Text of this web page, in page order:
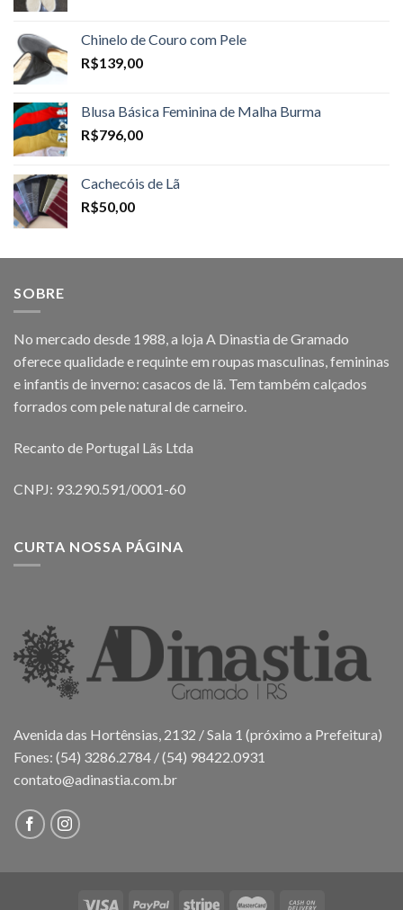
Chinelo de Couro com Pele
R$139,00
Blusa Básica Feminina de Malha Burma
R$796,00
Cachecóis de Lã
R$50,00
SOBRE
No mercado desde 1988, a loja A Dinastia de Gramado
oferece qualidade e requinte em roupas masculinas, femininas
e infantis de inverno: casacos de lã. Tem também calçados
forrados com pele natural de carneiro.
Recanto de Portugal Lãs Ltda
CNPJ: 93.290.591/0001-60
CURTA NOSSA PÁGINA
Avenida das Hortênsias, 2132 / Sala 1 (próximo a Prefeitura)
Fones: (54) 3286.2784 / (54) 98422.0931
contato@adinastia.com.br